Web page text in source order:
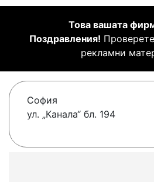
Това вашата
Поздравления!
рекламни
София
ул. „Канала“ бл. 194